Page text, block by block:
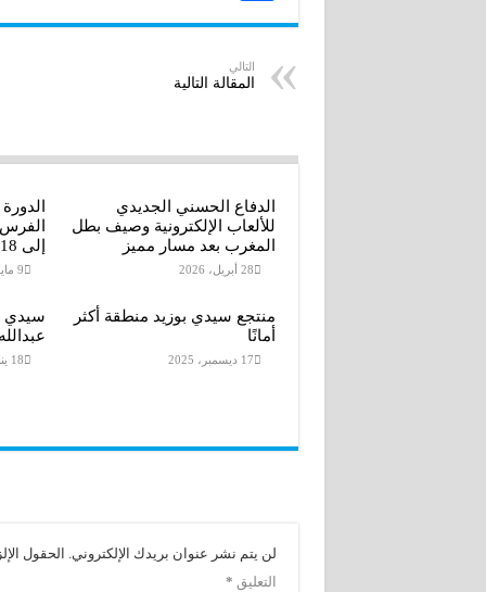
kI
e
ei
a
p
i
S
التالي
المقالة التالية
إلى 18 أكتوبر 2026
9 مايو، 2026
الدفاع الحسني الجديدي
للألعاب الإلكترونية وصيف بطل
المغرب بعد مسار مميز
28 أبريل، 2026
سيدي
18 يناير، 2026
منتجع سيدي بوزيد منطقة أكثر
أمانًا
17 ديسمبر، 2025
لن يتم نشر عنوان بريدك الإلكتروني. الحقول
التعليق *